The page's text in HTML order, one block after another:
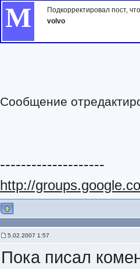
М
Подкорректировал пост,
volvo
Сообщение
--------------------
http://
5.02.2007 1:57
Пока писал